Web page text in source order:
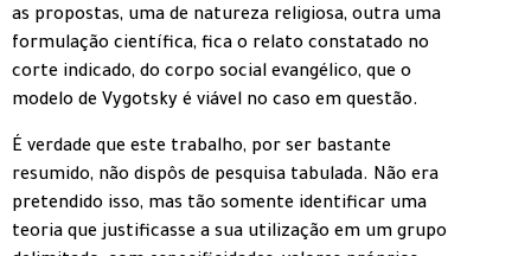
as propostas, uma de natureza religiosa, outra uma
formulação científica, fica o relato constatado no
corte indicado, do corpo social evangélico, que o
modelo de Vygotsky é viável no caso em questão.
É verdade que este trabalho, por ser bastante
resumido, não dispôs de pesquisa tabulada. Não era
pretendido isso, mas tão somente identificar uma
teoria que justificasse a sua utilização em um grupo